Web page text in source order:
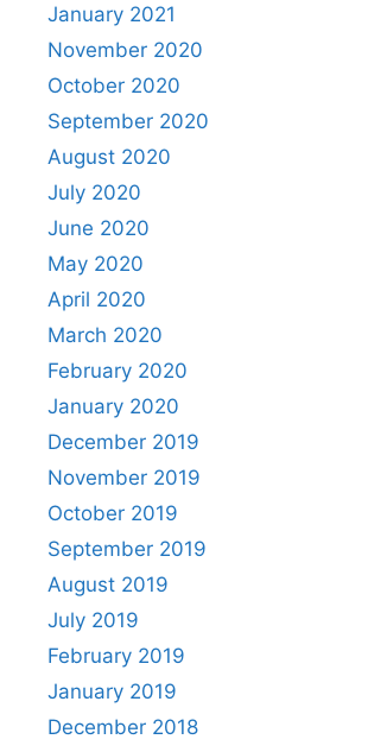
January 2021
November 2020
October 2020
September 2020
August 2020
July 2020
June 2020
May 2020
April 2020
March 2020
February 2020
January 2020
December 2019
November 2019
October 2019
September 2019
August 2019
July 2019
February 2019
January 2019
December 2018